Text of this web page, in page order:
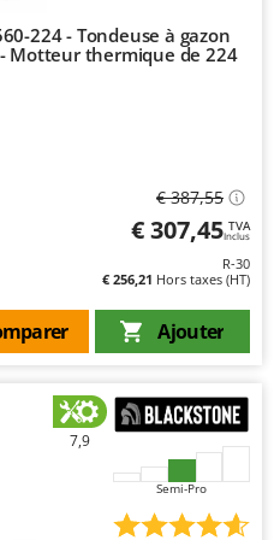
224 - Tondeuse à gazon
Motteur thermique de 224
€ 387,55
€ 307,45 TVA
Inclus
R-30
€ 256,21 Hors taxes (HT)
Ajouter
7,9
Semi-Pro